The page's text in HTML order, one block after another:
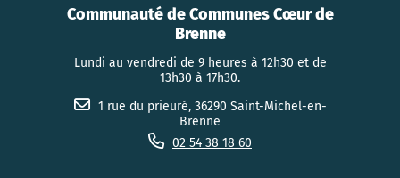
Communauté de Communes Cœur de
Brenne
Lundi au vendredi de 9 heures à 12h30 et de
13h30 à 17h30.
1 rue du prieuré, 36290 Saint-Michel-en-
Brenne
02 54 38 18 60